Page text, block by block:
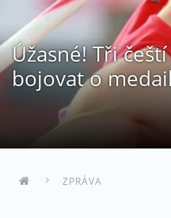
Úžasné! Tři
bojovat o
ZPRÁVA